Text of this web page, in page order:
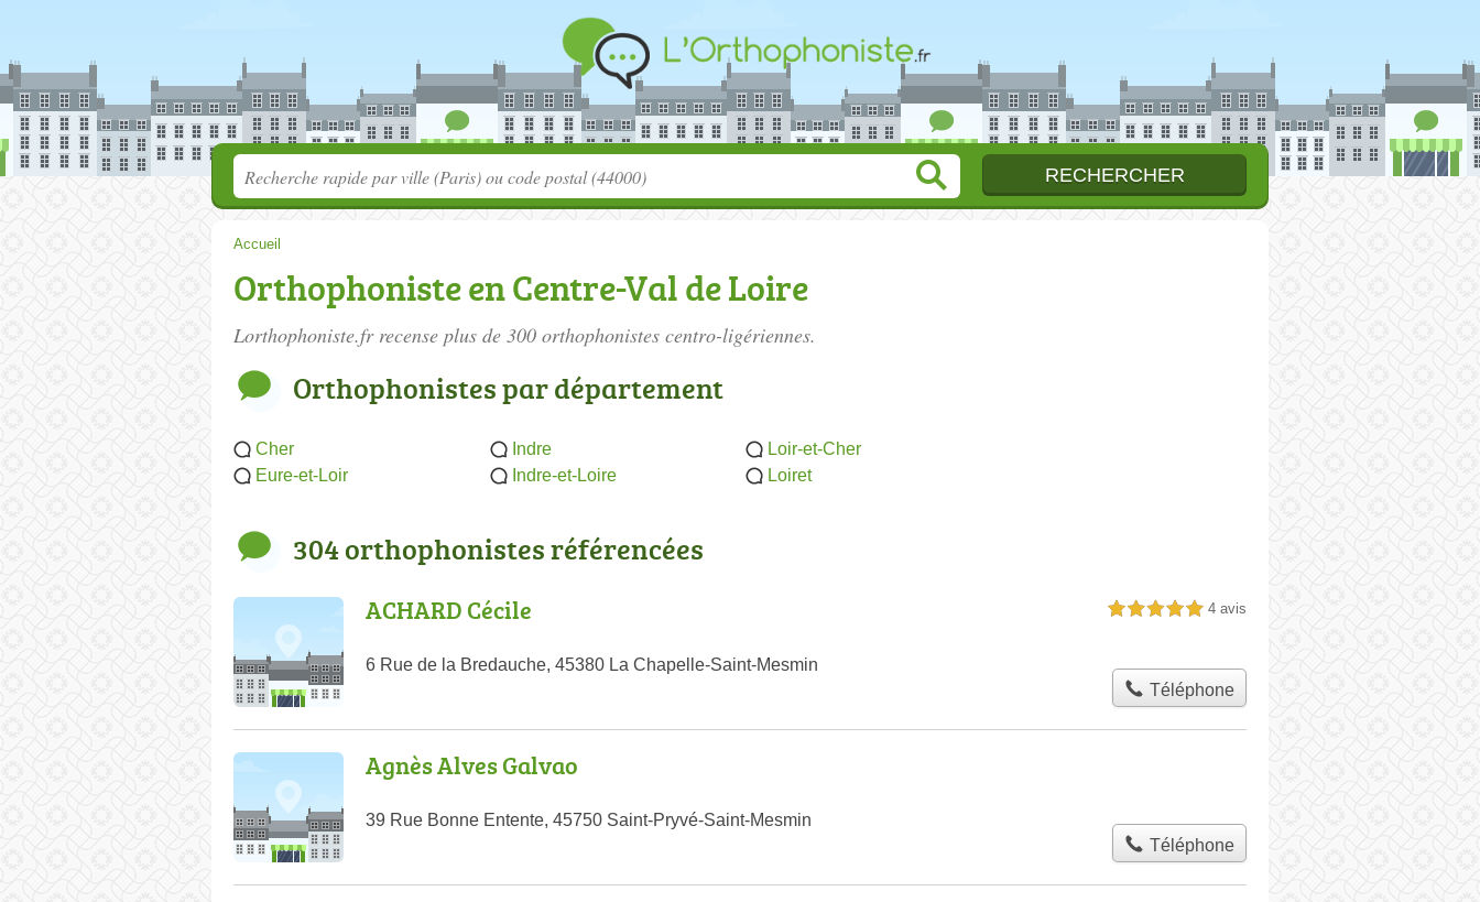
Accueil
Orthophoniste en Centre-Val de Loire
Lorthophoniste.fr recense plus de 300 orthophonistes centro-ligériennes.
Orthophonistes par département
Cher
Eure-et-Loir
Indre
Indre-et-Loire
Loir-et-Cher
Loiret
304 orthophonistes référencées
ACHARD Cécile
6 Rue de la Bredauche, 45380 La Chapelle-Saint-Mesmin
5,0 étoiles sur 5 4 avis
Téléphone
Agnès Alves Galvao
39 Rue Bonne Entente, 45750 Saint-Pryvé-Saint-Mesmin
Téléphone